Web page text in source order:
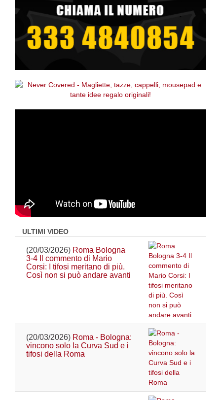
ULTIMI VIDEO
(20/03/2026) Roma Bologna
3-4 Il commento di Mario
Corsi: I tifosi meritano di più.
Così non si può andare avanti
(20/03/2026) Roma - Bologna:
vincono solo la Curva Sud e i
tifosi della Roma